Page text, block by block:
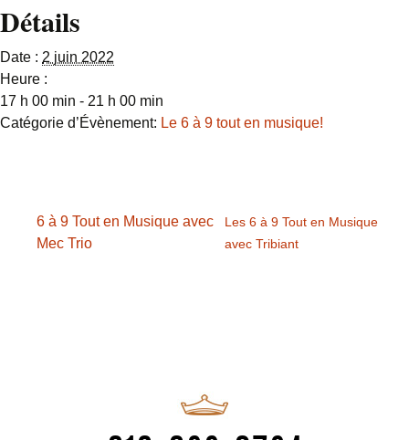
Détails
Date : 2 juin 2022
Heure :
17 h 00 min - 21 h 00 min
Catégorie d’Évènement: Le 6 à 9 tout en musique!
6 à 9 Tout en Musique avec
Mec Trio
Les 6 à 9 Tout en Musique
avec Tribiant